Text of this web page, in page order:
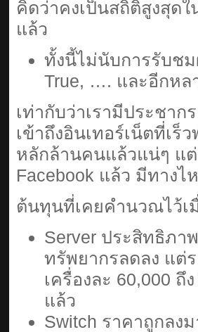
คิดว่าคงเป็นสถิติสูงสุด
แล้ว
ทั้งนี้ไม่นับการรับชม
True, …. และอีกหล
เท่ากับว่าเรามีประชา
เข้าถึงอินเทอร์เน็ตที่เร็
หลักล้านคนแล้วแน่ๆ แต่
Facebook แล้ว มีทาง
ต้นทุนที่เคยคำนวณไว้เ
Server ประสิทธิภา
ทรัพยากรลดลง แต่
เครื่องละ 60,000
แล้ว
Switch ราคาถูกลง